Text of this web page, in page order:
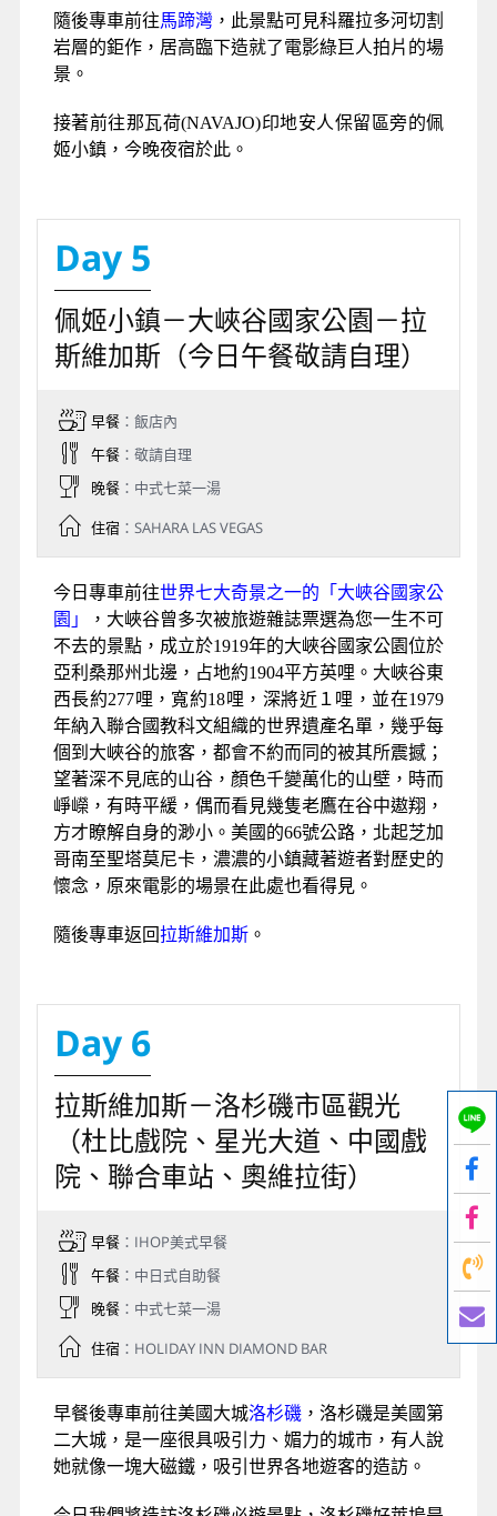
隨後專車前往馬蹄灣 ，此景點可見科羅拉多河切割
岩層的鉅作，居高臨下造就了電影綠巨人拍片的場
景。
接著前往那瓦荷(NAVAJO)印地安人保留區旁的佩
姬小鎮，今晚夜宿於此。
Day 5
佩姬小鎮－大峽谷國家公園－拉
斯維加斯（今日午餐敬請自理）
早餐：飯店內
午餐：敬請自理
晚餐：中式七菜一湯
住宿：SAHARA LAS VEGAS
今日專車前往世界七大奇景之一的「大峽谷國家公
園」
，大峽谷曾多次被旅遊雜誌票選為您一生不可
不去的景點，成立於1919年的大峽谷國家公園位於
亞利桑那州北邊，占地約1904平方英哩。大峽谷東
西長約277哩，寬約18哩，深將近１哩，並在1979
年納入聯合國教科文組織的世界遺產名單，幾乎每
個到大峽谷的旅客，都會不約而同的被其所震撼；
望著深不見底的山谷，顏色千變萬化的山壁，時而
崢嶸，有時平緩，偶而看見幾隻老鷹在谷中遨翔，
方才瞭解自身的渺小。美國的66號公路，北起芝加
哥南至聖塔莫尼卡，濃濃的小鎮藏著遊者對歷史的
懷念，原來電影的場景在此處也看得見。
隨後專車返回拉斯維加斯。
Day 6
拉斯維加斯－洛杉磯市區觀光
（杜比戲院、星光大道、中國戲
院、聯合車站、奧維拉街）
早餐：IHOP美式早餐
午餐：中日式自助餐
晚餐：中式七菜一湯
住宿：HOLIDAY INN DIAMOND BAR
早餐後專車前往美國大城洛杉磯 ，洛杉磯是美國第
二大城，是一座很具吸引力、媚力的城市，有人說
她就像一塊大磁鐵，吸引世界各地遊客的造訪。